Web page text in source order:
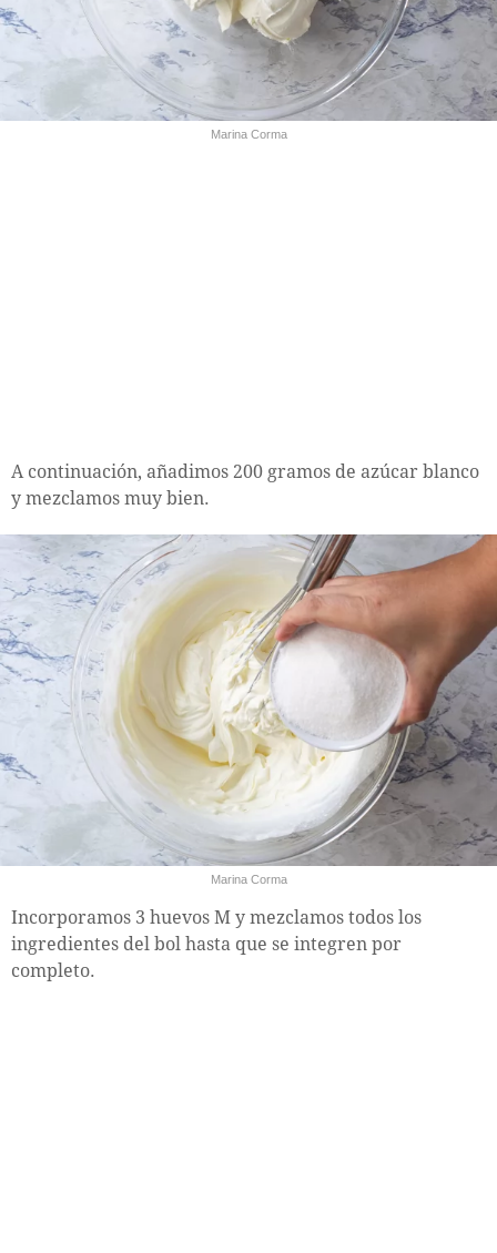
Marina Corma
A continuación, añadimos 200 gramos de azúcar blanco
y mezclamos muy bien.
Marina Corma
Incorporamos 3 huevos M y mezclamos todos los
ingredientes del bol hasta que se integren por
completo.